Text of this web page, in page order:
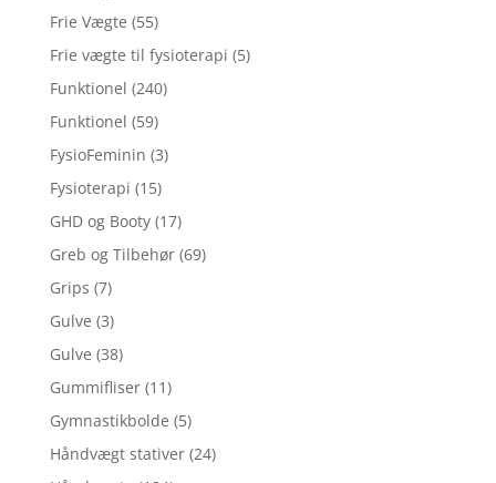
Frie Vægte (55)
Frie vægte til fysioterapi (5)
Funktionel (240)
Funktionel (59)
FysioFeminin (3)
Fysioterapi (15)
GHD og Booty (17)
Greb og Tilbehør (69)
Grips (7)
Gulve (3)
Gulve (38)
Gummifliser (11)
Gymnastikbolde (5)
Håndvægt stativer (24)